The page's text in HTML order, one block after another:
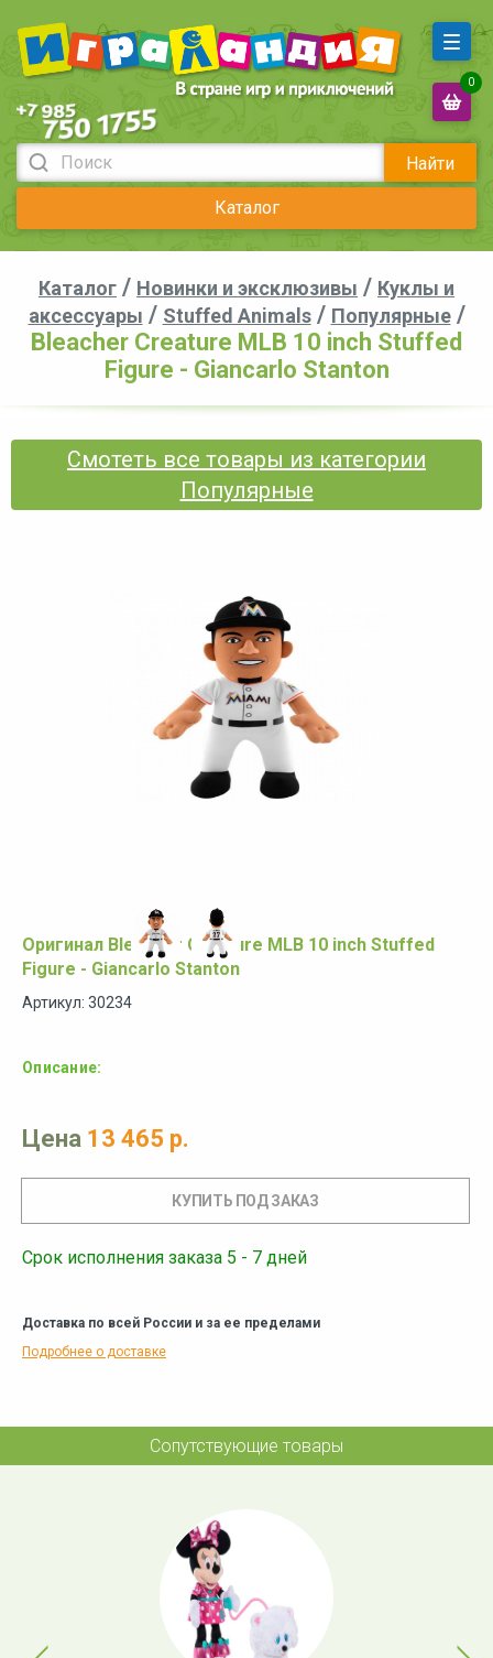
Найти
Каталог
0
Каталог / Новинки и эксклюзивы / Куклы и
аксессуары / Stuffed Animals/ Популярные/
Bleacher Creature MLB 10 inch Stuffed
Figure - Giancarlo Stanton
Смотеть все товары из категории
Популярные
Оригинал Bleacher Creature MLB 10 inch Stuffed
Figure - Giancarlo Stanton
Артикул: 30234
Описание:
Цена 13 465 р.
Срок исполнения заказа 5 - 7 дней
Доставка по всей России и за ее пределами
Подробнее о доставке
Сопутствующие товары
Previous Next